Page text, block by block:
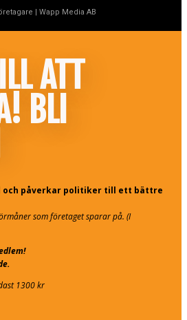
| Wapp Media AB
ATT
BLI
och påverkar politiker till ett bättre
som företaget sparar på. (I
1300 kr